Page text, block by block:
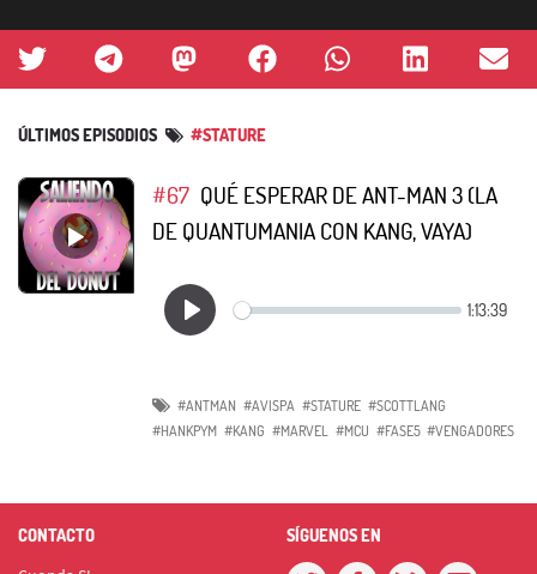
ÚLTIMOS EPISODIOS #STATURE
#67 QUÉ ESPERAR DE ANT-MAN 3 (LA
DE QUANTUMANIA CON KANG, VAYA)
#ANTMAN #AVISPA #STATURE #SCOTTLANG
#HANKPYM #KANG #MARVEL #MCU #FASE5 #VENGADORES
CONTACTO SÍGUENOS EN